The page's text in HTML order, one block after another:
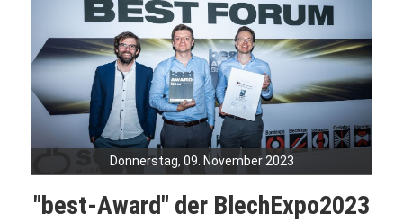
Donnerstag, 09. November 2023
"best-Award" der BlechExpo2023